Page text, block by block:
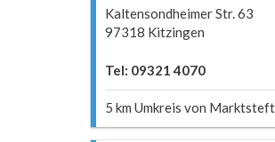
Kaltensondheimer Str. 63
97318 Kitzingen
Tel: 09321 4070
5 km Umkreis von Marktsteft